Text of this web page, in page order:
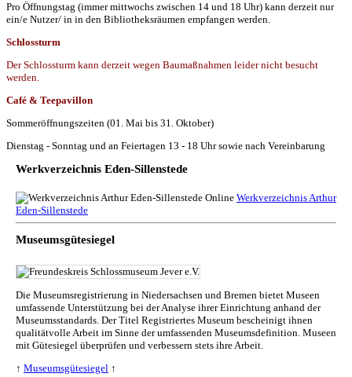
Pro Öffnungstag (immer mittwochs zwischen 14 und 18 Uhr) kann derzeit nur
ein/e Nutzer/ in in den Bibliotheksräumen empfangen werden.
Schlossturm
Der Schlossturm kann derzeit wegen Baumaßnahmen leider nicht besucht
werden.
Café & Teepavillon
Sommeröffnungszeiten (01. Mai bis 31. Oktober)
Dienstag - Sonntag und an Feiertagen 13 - 18 Uhr sowie nach Vereinbarung
Werkverzeichnis Eden-Sillenstede
Werkverzeichnis Arthur
Eden-Sillenstede
Museumsgütesiegel
Die Museumsregistrierung in Niedersachsen und Bremen bietet Museen
umfassende Unterstützung bei der Analyse ihrer Einrichtung anhand der
Museumsstandards. Der Titel Registriertes Museum bescheinigt ihnen
qualitätvolle Arbeit im Sinne der umfassenden Museumsdefinition. Museen
mit Gütesiegel überprüfen und verbessern stets ihre Arbeit.
↑ Museumsgütesiegel ↑